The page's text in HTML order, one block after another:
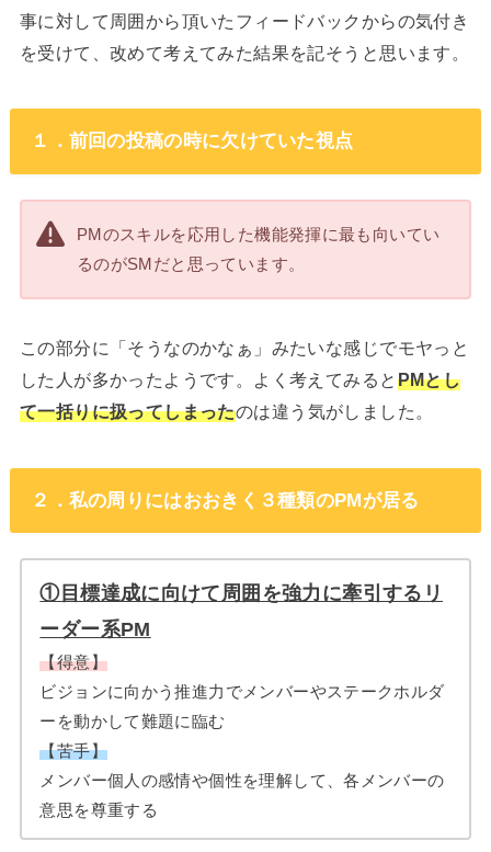
事に対して周囲から頂いたフィードバックからの気付き
を受けて、改めて考えてみた結果を記そうと思います。
１．前回の投稿の時に欠けていた視点
PMのスキルを応用した機能発揮に最も向いてい
るのがSMだと思っています。
この部分に「そうなのかなぁ」みたいな感じでモヤっと
した人が多かったようです。よく考えてみると PMとし
て一括りに扱ってしまったのは違う気がしました。
２．私の周りにはおおきく３種類のPMが居る
①目標達成に向けて周囲を強力に牽引するリ
ーダー系PM
【得意】
ビジョンに向かう推進力でメンバーやステークホルダ
ーを動かして難題に臨む
【苦手】
メンバー個人の感情や個性を理解して、各メンバーの
意思を尊重する